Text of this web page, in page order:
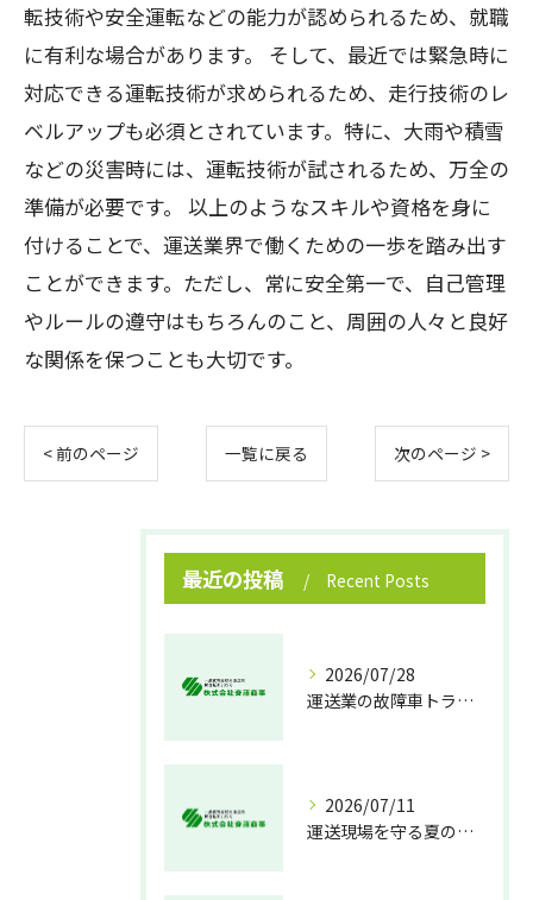
転技術や安全運転などの能力が認められるため、就職
に有利な場合があります。 そして、最近では緊急時に
対応できる運転技術が求められるため、走行技術のレ
ベルアップも必須とされています。特に、大雨や積雪
などの災害時には、運転技術が試されるため、万全の
準備が必要です。 以上のようなスキルや資格を身に
付けることで、運送業界で働くための一歩を踏み出す
ことができます。ただし、常に安全第一で、自己管理
やルールの遵守はもちろんのこと、周囲の人々と良好
な関係を保つことも大切です。
< 前のページ 一覧に戻る 次のページ >
最近の投稿 Recent Posts
2026/07/28
運送業の故障車トラブル即時対処法
2026/07/11
運送現場を守る夏の熱中症対策